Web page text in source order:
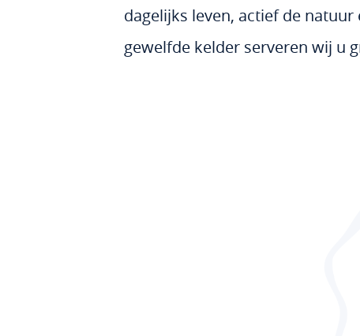
dagelijks leven, actief de
gewelfde kelder serveren wij u